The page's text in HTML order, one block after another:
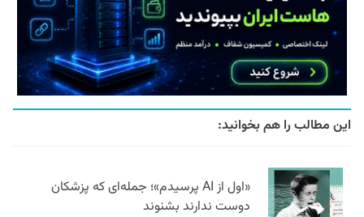
این مطالب را هم بخوانید:
«اول از AI پرسیدم»؛ جمله‌ای که پزشکان
دوست ندارند بشنوند